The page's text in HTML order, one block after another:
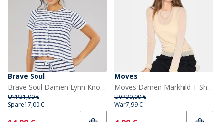
Brave Soul
Brave Soul Damen Lynn Knopfleiste T Shirt Cream/Navy
UVP31,99 €
Spare17,00 €
Moves
Moves Damen Markhild T Shirt 030 Ivory Cream
UVP39,99 €
War7,99 €